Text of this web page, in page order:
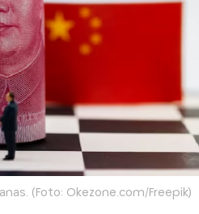
(Foto: Okezone.com/Freepik)